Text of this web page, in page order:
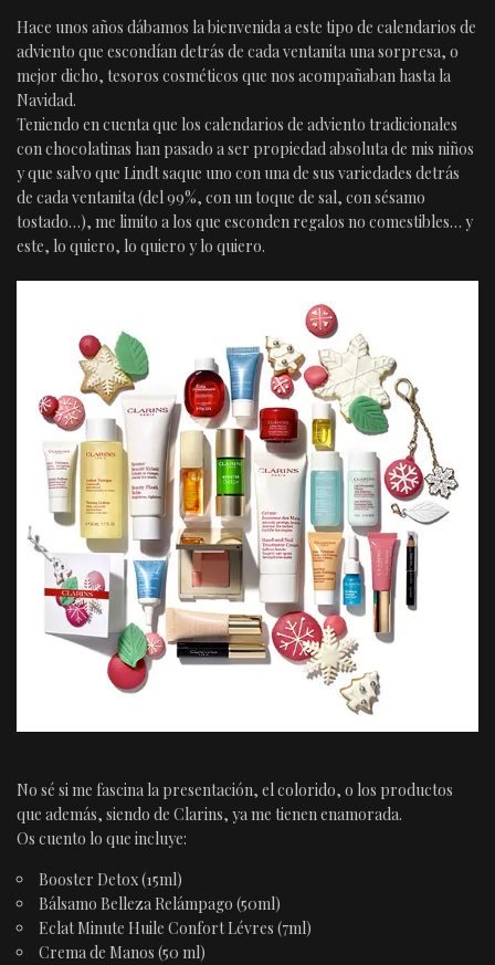
Hace unos años dábamos la bienvenida a este tipo de calendarios de
adviento que escondían detrás de cada ventanita una sorpresa, o
mejor dicho, tesoros cosméticos que nos acompañaban hasta la
Navidad.
Teniendo en cuenta que los calendarios de adviento tradicionales
con chocolatinas han pasado a ser propiedad absoluta de mis niños
y que salvo que Lindt saque uno con una de sus variedades detrás
de cada ventanita (del 99%, con un toque de sal, con sésamo
tostado…), me limito a los que esconden regalos no comestibles… y
este, lo quiero, lo quiero y lo quiero.
No sé si me fascina la presentación, el colorido, o los productos
que además, siendo de Clarins, ya me tienen enamorada.
Os cuento lo que incluye:
Booster Detox (15ml)
Bálsamo Belleza Relámpago (50ml)
Eclat Minute Huile Confort Lévres (7ml)
Crema de Manos (50 ml)